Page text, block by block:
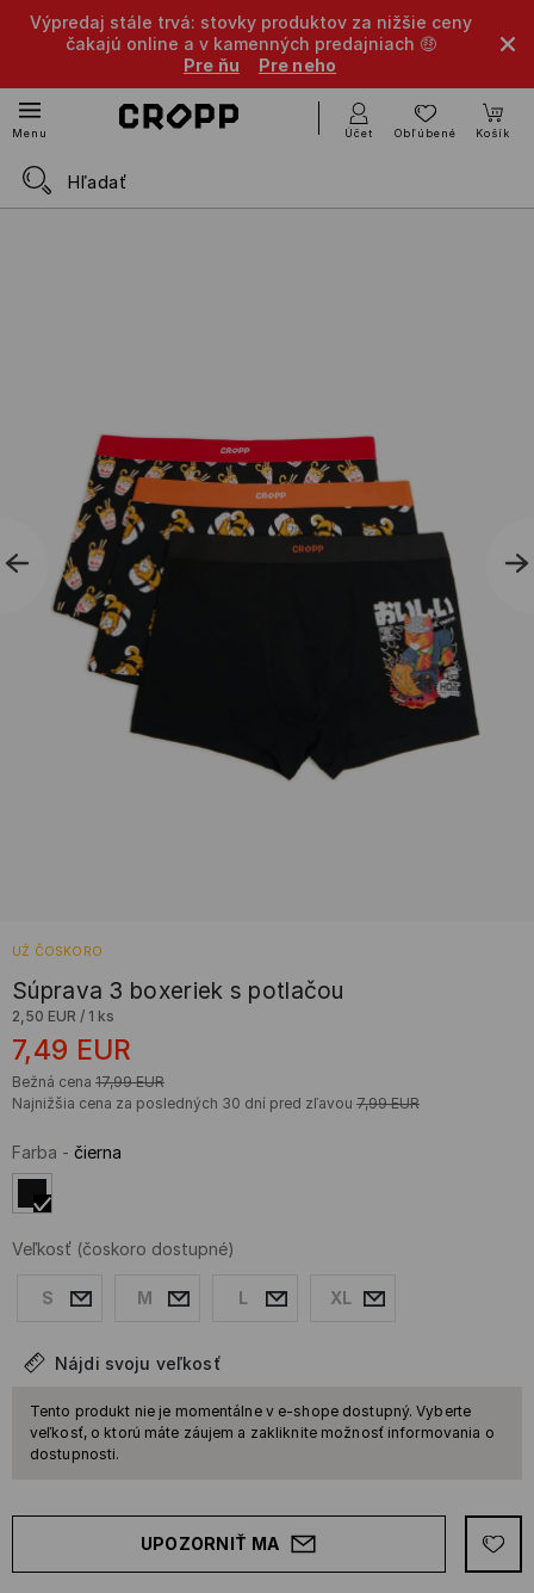
Výpredaj stále trvá: stovky produktov za nižšie ceny
čakajú online a v kamenných predajniach 🤑
Pre ňu
Pre neho
Menu Účet Obľúbené Košík
UŽ ČOSKORO
Súprava 3 boxeriek s potlačou
2,50 EUR / 1 ks
7,49 EUR
Bežná cena 17,99 EUR
Najnižšia cena za posledných 30 dní pred zľavou 7,99 EUR
Farba - čierna
Veľkosť (čoskoro dostupné)
S M L XL
Nájdi svoju veľkosť
Tento produkt nie je momentálne v e-shope dostupný. Vyberte
veľkosť, o ktorú máte záujem a zakliknite možnosť informovania o
dostupnosti.
UPOZORNIŤ MA